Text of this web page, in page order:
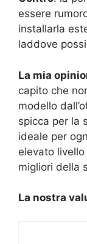
essere
installarla
laddove
La mia
capito che
modello
spicca per la
ideale per
elevato
migliori della
La nostra